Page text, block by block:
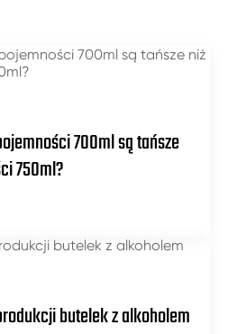
700ml są tańsze
750ml?
butelek z alkoholem